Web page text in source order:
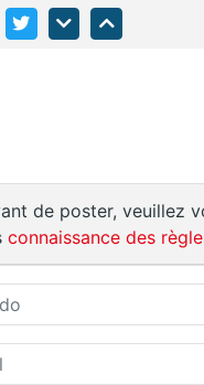
de poster, veuillez
connaissance des